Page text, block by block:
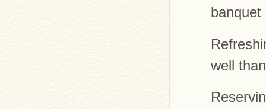
banquet
well